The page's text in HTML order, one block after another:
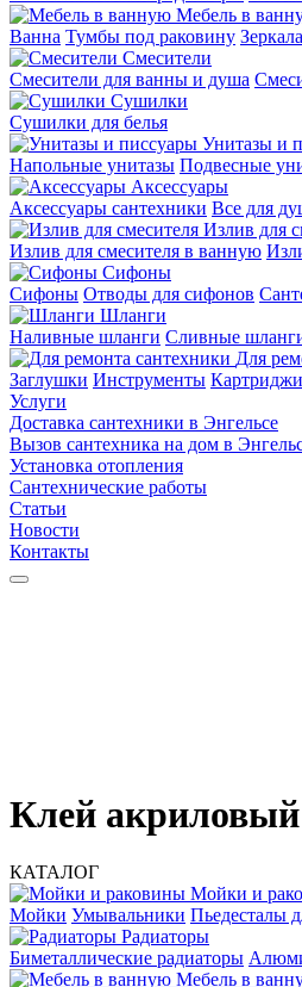
Мебель в
Ванна Тумбы под раковину Зеркала
Смесители
Смесители для ванны и душа
Сушилки
Сушилки для белья
Унитазы и
Напольные унитазы Подвесные
Аксессуары
Аксессуары сантехники Все для
Излив для
Излив для смесителя в ванную
Сифоны
Сифоны Отводы для сифонов
Шланги
Наливные шланги Сливные
Для
Заглушки Инструменты Картриджи
Услуги
Доставка сантехники в Энгельсе
Вызов сантехника на дом в
Установка отопления
Сантехнические работы
Статьи
Новости
Контакты
Клей
КАТАЛОГ
Мойки и
Мойки Умывальники Пьедесталы
Радиаторы
Биметаллические радиаторы
Мебель в